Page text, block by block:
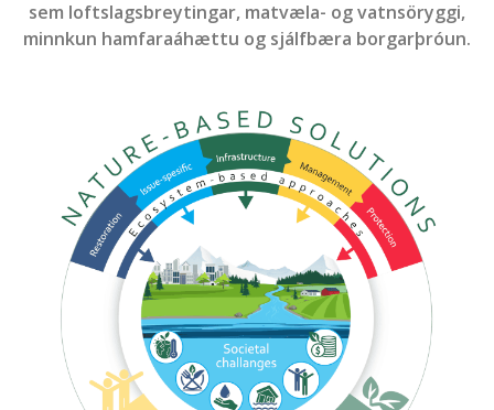
sem loftslagsbreytingar, matvæla- og vatnsöryggi,
minnkun hamfaraáhættu og sjálfbæra borgarþróun.